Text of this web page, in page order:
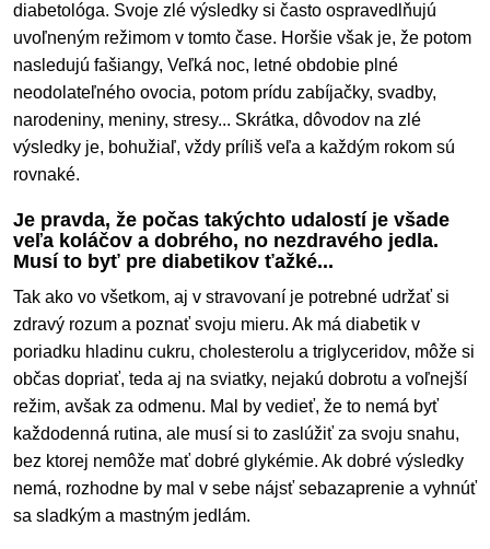
diabetológa. Svoje zlé výsledky si často ospravedlňujú
uvoľneným režimom v tomto čase. Horšie však je, že potom
nasledujú fašiangy, Veľká noc, letné obdobie plné
neodolateľného ovocia, potom prídu zabíjačky, svadby,
narodeniny, meniny, stresy... Skrátka, dôvodov na zlé
výsledky je, bohužiaľ, vždy príliš veľa a každým rokom sú
rovnaké.
Je pravda, že počas takýchto udalostí je všade
veľa koláčov a dobrého, no nezdravého jedla.
Musí to byť pre diabetikov ťažké...
Tak ako vo všetkom, aj v stravovaní je potrebné udržať si
zdravý rozum a poznať svoju mieru. Ak má diabetik v
poriadku hladinu cukru, cholesterolu a triglyceridov, môže si
občas dopriať, teda aj na sviatky, nejakú dobrotu a voľnejší
režim, avšak za odmenu. Mal by vedieť, že to nemá byť
každodenná rutina, ale musí si to zaslúžiť za svoju snahu,
bez ktorej nemôže mať dobré glykémie. Ak dobré výsledky
nemá, rozhodne by mal v sebe nájsť sebazaprenie a vyhnúť
sa sladkým a mastným jedlám.